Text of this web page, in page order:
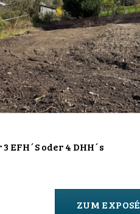
EFH´S oder 4 DHH´s
ZUM EXPOSÉ